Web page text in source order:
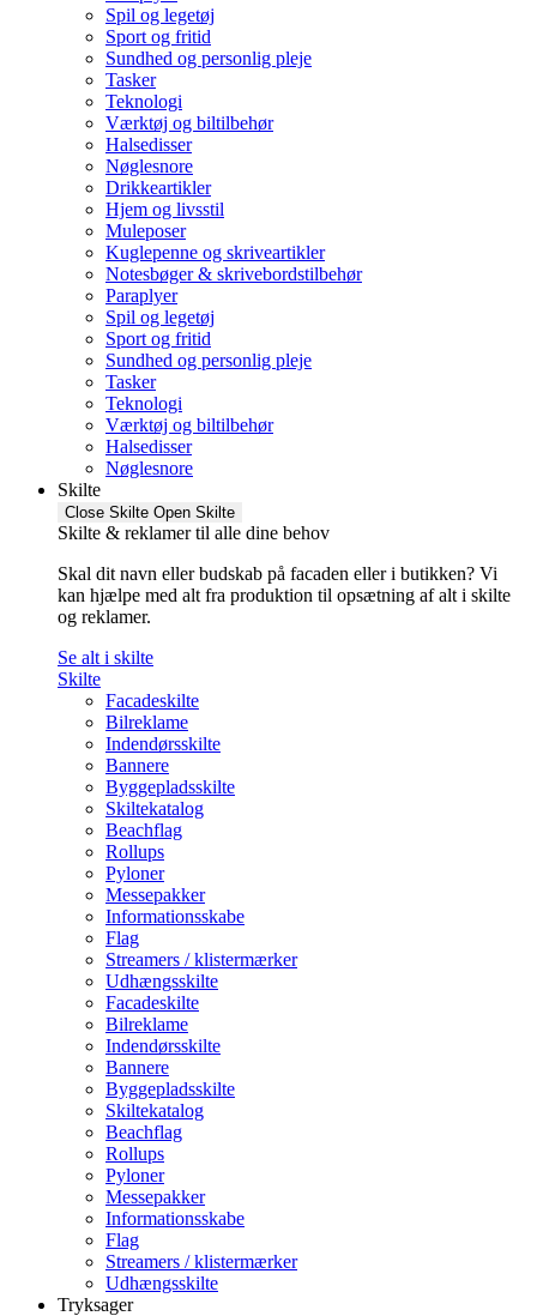
Spil og legetøj
Sport og fritid
Sundhed og personlig pleje
Tasker
Teknologi
Værktøj og biltilbehør
Halsedisser
Nøglesnore
Drikkeartikler
Hjem og livsstil
Muleposer
Kuglepenne og skriveartikler
Notesbøger & skrivebordstilbehør
Paraplyer
Spil og legetøj
Sport og fritid
Sundhed og personlig pleje
Tasker
Teknologi
Værktøj og biltilbehør
Halsedisser
Nøglesnore
Skilte
Close Skilte Open Skilte
Skilte & reklamer til alle dine behov
Skal dit navn eller budskab på facaden eller i butikken? Vi
kan hjælpe med alt fra produktion til opsætning af alt i skilte
og reklamer.
Se alt i skilte
Skilte
Facadeskilte
Bilreklame
Indendørsskilte
Bannere
Byggepladsskilte
Skiltekatalog
Beachflag
Rollups
Pyloner
Messepakker
Informationsskabe
Flag
Streamers / klistermærker
Udhængsskilte
Facadeskilte
Bilreklame
Indendørsskilte
Bannere
Byggepladsskilte
Skiltekatalog
Beachflag
Rollups
Pyloner
Messepakker
Informationsskabe
Flag
Streamers / klistermærker
Udhængsskilte
Tryksager